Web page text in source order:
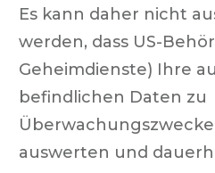
Es kann daher nicht
werden, dass US-
Geheimdienste) Ihre
befindlichen Daten zu
auswerten und